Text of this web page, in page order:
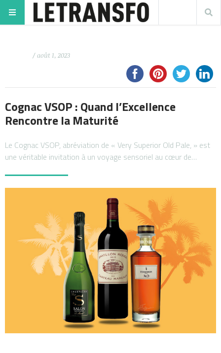
/ août 1, 2023
Cognac VSOP : Quand l’Excellence
Rencontre la Maturité
Le Cognac VSOP, abréviation de « Very Superior Old Pale, » est
une véritable invitation à un voyage sensoriel au cœur de…